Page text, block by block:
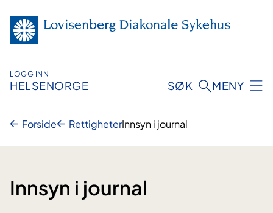
innhold
LOGG INN
HELSENORGE SØK MENY
Forside RettigheterInnsyn i journal
Innsyn i journal